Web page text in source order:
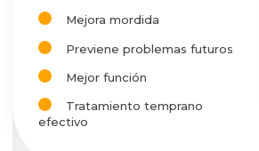
Mejora mordida
Previene problemas futuros
Mejor función
Tratamiento temprano
efectivo